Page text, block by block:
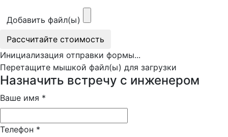
Добавить файл(ы)
Рассчитайте стоимость
Инициализация отправки формы...
Перетащите мышкой файл(ы) для загрузки
Назначить встречу с инженером
Ваше имя *
Телефон *